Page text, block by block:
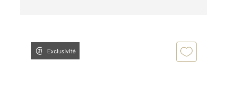
Exclusivité